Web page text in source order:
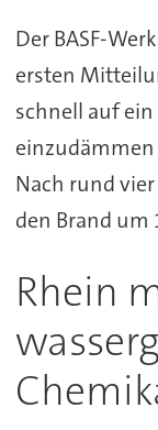
Der BASF-
ersten
schnell auf
Nach rund
den Brand um
Rhein